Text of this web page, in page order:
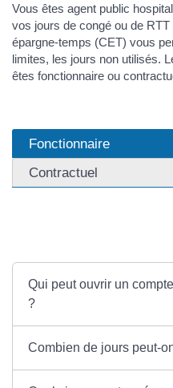
Vous êtes agent public
vos jours de congé ou de
épargne-temps (CET) vous
limites, les jours non utilisés.
êtes fonctionnaire ou
Fonctionnaire
Contractuel
Qui peut ouvrir un
?
Combien de jours peut-